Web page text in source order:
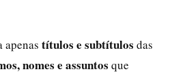
apenas títulos e subtítulos das
nomes e assuntos que